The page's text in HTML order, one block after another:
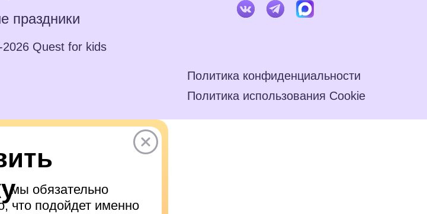
праздники
Политика конфиденциальности
Политика использования Cookie
Quest for kids
- мы обязательно
что подойдет именно